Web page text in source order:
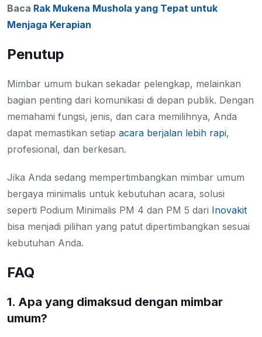
Baca Rak Mukena Mushola yang Tepat untuk
Menjaga Kerapian
Penutup
Mimbar umum bukan sekadar pelengkap, melainkan
bagian penting dari komunikasi di depan publik. Dengan
memahami fungsi, jenis, dan cara memilihnya, Anda
dapat memastikan setiap acara berjalan lebih rapi,
profesional, dan berkesan.
Jika Anda sedang mempertimbangkan mimbar umum
bergaya minimalis untuk kebutuhan acara, solusi
seperti Podium Minimalis PM 4 dan PM 5 dari Inovakit
bisa menjadi pilihan yang patut dipertimbangkan sesuai
kebutuhan Anda.
FAQ
1. Apa yang dimaksud dengan mimbar
umum?